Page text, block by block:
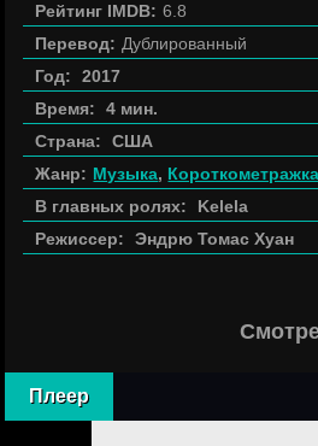
Рейтинг IMDB: 6.8
Перевод: Дублированный
Год:
2017
Время:
4 мин.
Страна:
США
Жанр: Музыка, Короткометражка
В главных ролях:
Kelela
Режиссер:
Эндрю Томас Хуан
Плеер